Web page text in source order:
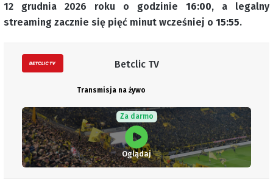
12 grudnia 2026 roku o godzinie 16:00, a legalny
streaming zacznie się pięć minut wcześniej o 15:55.
Betclic TV
Transmisja na żywo
Za darmo
Oglądaj